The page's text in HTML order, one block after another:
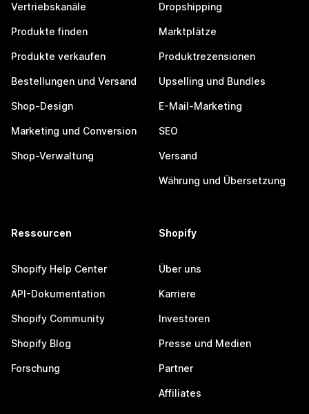
Vertriebskanäle
Produkte finden
Produkte verkaufen
Bestellungen und Versand
Shop-Design
Marketing und Conversion
Shop-Verwaltung
Dropshipping
Marktplätze
Produktrezensionen
Upselling und Bundles
E-Mail-Marketing
SEO
Versand
Währung und Übersetzung
Ressourcen
Shopify Help Center
API-Dokumentation
Shopify Community
Shopify Blog
Forschung
Shopify
Über uns
Karriere
Investoren
Presse und Medien
Partner
Affiliates